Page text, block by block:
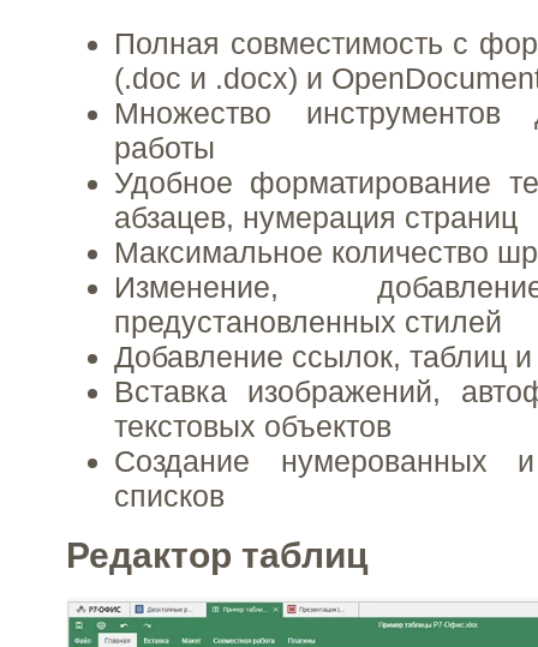
Полная совместимость с
(.doc и .docx) и
Множество инструментов
работы
Удобное форматирование
абзацев, нумерация страниц
Максимальное количество
Изменение,
предустановленных стилей
Добавление ссылок, таблиц
Вставка изображений,
текстовых объектов
Создание нумерованных
списков
Редактор таблиц